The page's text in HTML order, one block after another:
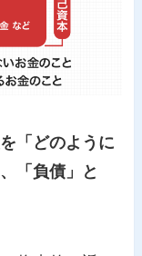
「どのように
「負債」と